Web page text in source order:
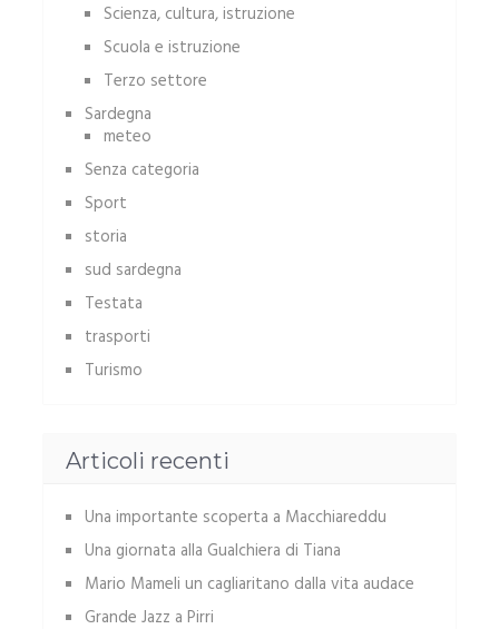
Scienza, cultura, istruzione
Scuola e istruzione
Terzo settore
Sardegna
meteo
Senza categoria
Sport
storia
sud sardegna
Testata
trasporti
Turismo
Articoli recenti
Una importante scoperta a Macchiareddu
Una giornata alla Gualchiera di Tiana
Mario Mameli un cagliaritano dalla vita audace
Grande Jazz a Pirri